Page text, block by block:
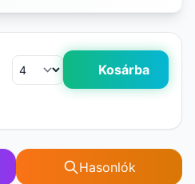
Kosárba
Hasonlók